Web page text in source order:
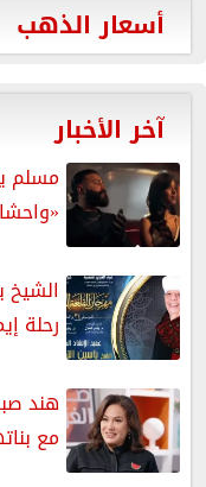
أسعار الذهب
آخر الأخبار
مسلم
رحلة
هند
مع